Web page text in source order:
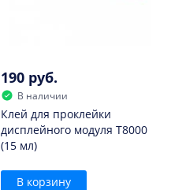
190 руб.
В наличии
Клей для проклейки
дисплейного модуля T8000
(15 мл)
В корзину